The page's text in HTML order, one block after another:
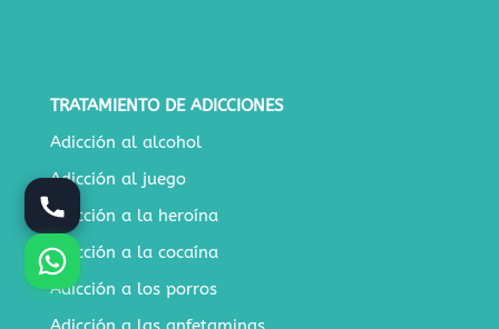
TRATAMIENTO DE ADICCIONES
Adicción al alcohol
Adicción al juego
Adicción a la heroína
Adicción a la cocaína
Adicción a los porros